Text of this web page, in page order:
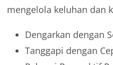
mengelola keluhan dan
Dengarkan dengan
Tanggapi dengan